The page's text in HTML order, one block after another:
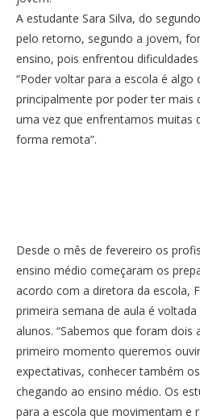
A estudante Sara Silva, do
pelo retorno, segundo a jovem,
ensino, pois enfrentou
“Poder voltar para a escola é
principalmente por poder ter
uma vez que enfrentamos muitas
forma remota”.
Desde o mês de fevereiro os
ensino médio começaram os
acordo com a diretora da escola,
primeira semana de aula é
alunos. “Sabemos que foram dois
primeiro momento queremos
expectativas, conhecer também
chegando ao ensino médio. Os
para a escola que movimentam e